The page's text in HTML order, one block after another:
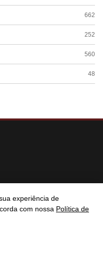
experiência de
com nossa Política de
662
252
560
48
atualizado com foco